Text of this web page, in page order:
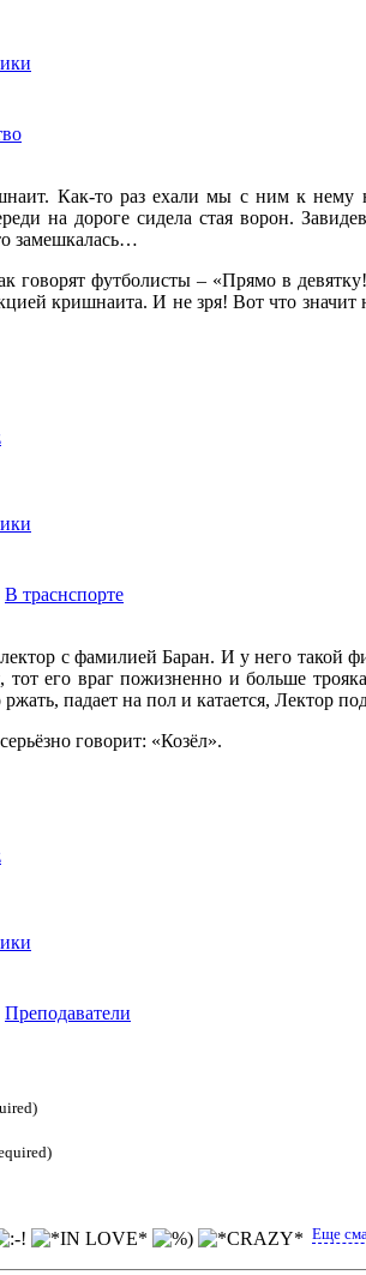
Как-то раз ехали мы с ним к нему
на дороге сидела стая ворон.
замешкалась…
говорят футболисты – «Прямо в
кришнаита. И не зря! Вот что
В траснспорте
с фамилией Баран. И у него такой
тот его враг пожизненно и больше
падает на пол и катается, Лектор
говорит: «Козёл».
Преподаватели
Еще